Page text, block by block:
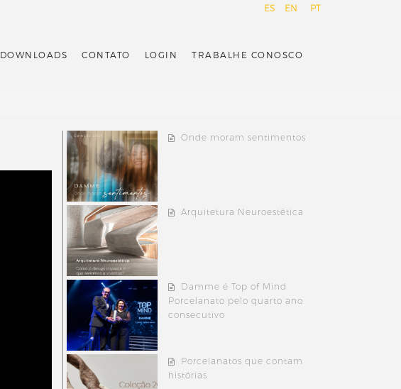
PT
EN
ES
DOWNLOADS CONTATO LOGIN
TRABALHE CONOSCO
Onde moram sentimentos
Arquitetura Neuroestética
Damme é Top of Mind
Porcelanato pelo quarto ano
consecutivo
Porcelanatos que contam
histórias